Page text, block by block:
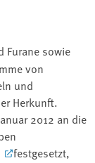
Furane sowie
von
und
Herkunft.
2012 an die
festgesetzt,